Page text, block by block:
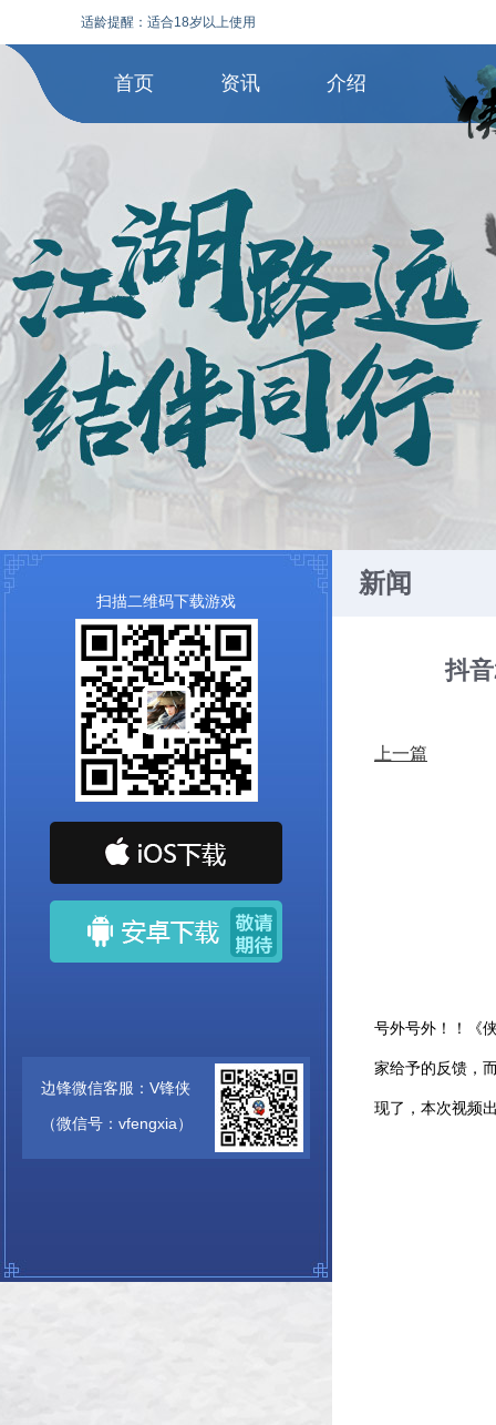
适龄提醒：适合18岁以上使用
首页 资讯 介绍
扫描二维码下载游戏
边锋微信客服：V锋侠
（微信号：vfengxia）
新闻
抖
上一篇
号外号外！！《
家给予的反馈，
现了，本次视频